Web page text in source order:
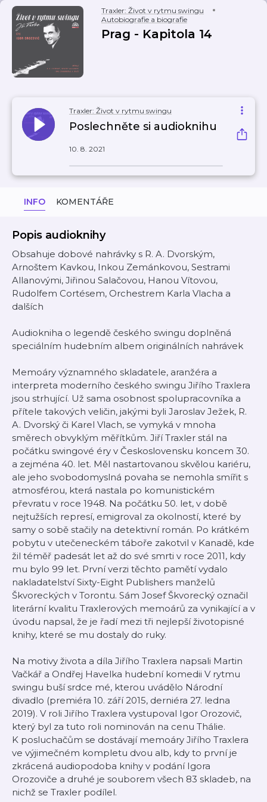
Traxler: Život v rytmu swingu
Autobiografie a biografie
Prag - Kapitola 14
Traxler: Život v rytmu swingu
Poslechněte si audioknihu
10. 8. 2021
INFO KOMENTÁŘE
Popis audioknihy
Obsahuje dobové nahrávky s R. A. Dvorským,
Arnoštem Kavkou, Inkou Zemánkovou, Sestrami
Allanovými, Jiřinou Salačovou, Hanou Vítovou,
Rudolfem Cortésem, Orchestrem Karla Vlacha a
dalších
Audiokniha o legendě českého swingu doplněná
speciálním hudebním albem originálních nahrávek
Memoáry významného skladatele, aranžéra a
interpreta moderního českého swingu Jiřího Traxlera
jsou strhující. Už sama osobnost spolupracovníka a
přítele takových veličin, jakými byli Jaroslav Ježek, R.
A. Dvorský či Karel Vlach, se vymyká v mnoha
směrech obvyklým měřítkům. Jiří Traxler stál na
počátku swingové éry v Československu koncem 30.
a zejména 40. let. Měl nastartovanou skvělou kariéru,
ale jeho svobodomyslná povaha se nemohla smířit s
atmosférou, která nastala po komunistickém
převratu v roce 1948. Na počátku 50. let, v době
nejtužších represí, emigroval za okolností, které by
samy o sobě stačily na detektivní román. Po krátkém
pobytu v utečeneckém táboře zakotvil v Kanadě, kde
žil téměř padesát let až do své smrti v roce 2011, kdy
mu bylo 99 let. První verzi těchto pamětí vydalo
nakladatelství Sixty-Eight Publishers manželů
Škvoreckých v Torontu. Sám Josef Škvorecký označil
literární kvalitu Traxlerových memoárů za vynikající a v
úvodu napsal, že je řadí mezi tři nejlepší životopisné
knihy, které se mu dostaly do ruky.
Na motivy života a díla Jiřího Traxlera napsali Martin
Vačkář a Ondřej Havelka hudební komedii V rytmu
swingu buší srdce mé, kterou uvádělo Národní
divadlo (premiéra 10. září 2015, derniéra 27. ledna
2019). V roli Jiřího Traxlera vystupoval Igor Orozovič,
který byl za tuto roli nominován na cenu Thálie.
K posluchačům se dostávají memoáry Jiřího Traxlera
ve výjimečném kompletu dvou alb, kdy to první je
zkrácená audiopodoba knihy v podání Igora
Orozoviče a druhé je souborem všech 83 skladeb, na
nichž se Traxler podílel.